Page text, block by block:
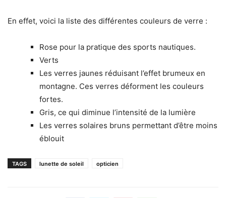
En effet, voici la liste des différentes couleurs de verre :
Rose pour la pratique des sports nautiques.
Verts
Les verres jaunes réduisant l’effet brumeux en
montagne. Ces verres déforment les couleurs
fortes.
Gris, ce qui diminue l’intensité de la lumière
Les verres solaires bruns permettant d’être moins
éblouit
TAGS lunette de soleil opticien